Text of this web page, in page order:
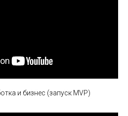
и бизнес (запуск MVP)